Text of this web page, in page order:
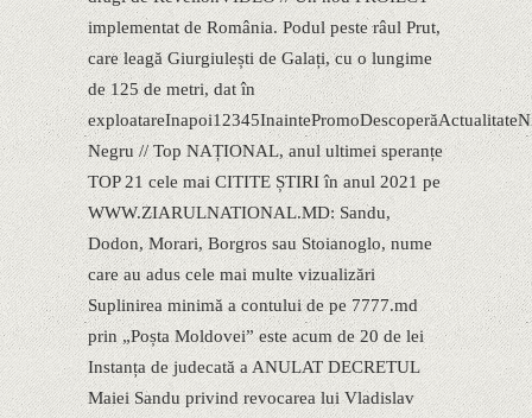
implementat de România. Podul peste râul Prut,
care leagă Giurgiulești de Galați, cu o lungime
de 125 de metri, dat în
Negru // Top NAȚIONAL, anul ultimei speranțe
TOP 21 cele mai CITITE ȘTIRI în anul 2021 pe
WWW.ZIARULNATIONAL.MD: Sandu,
Dodon, Morari, Borgros sau Stoianoglo, nume
care au adus cele mai multe vizualizări
Suplinirea minimă a contului de pe 7777.md
prin „Poșta Moldovei” este acum de 20 de lei
Instanța de judecată a ANULAT DECRETUL
Maiei Sandu privind revocarea lui Vladislav